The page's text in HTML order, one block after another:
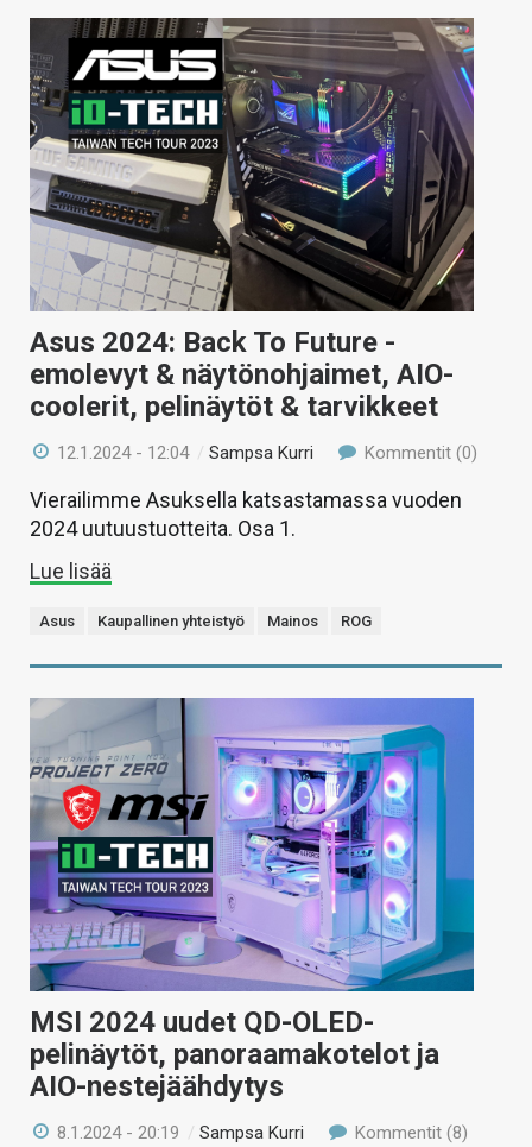
Asus 2024: Back To Future -
emolevyt & näytönohjaimet, AIO-
coolerit, pelinäytöt & tarvikkeet
12.1.2024 - 12:04 /Sampsa Kurri Kommentit (0)
Vierailimme Asuksella katsastamassa vuoden
2024 uutuustuotteita. Osa 1.
Lue lisää
Asus Kaupallinen yhteistyö Mainos ROG
MSI 2024 uudet QD-OLED-
pelinäytöt, panoraamakotelot ja
AIO-nestejäähdytys
8.1.2024 - 20:19 /Sampsa Kurri Kommentit (8)